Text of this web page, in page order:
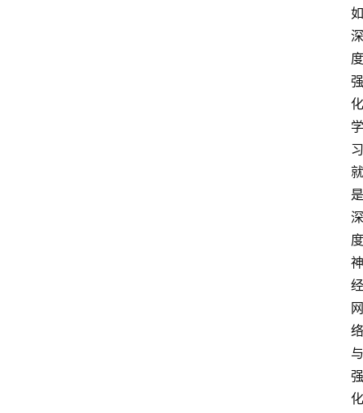
如
深
度
强
化
学
习
就
是
深
度
神
经
网
络
与
强
化